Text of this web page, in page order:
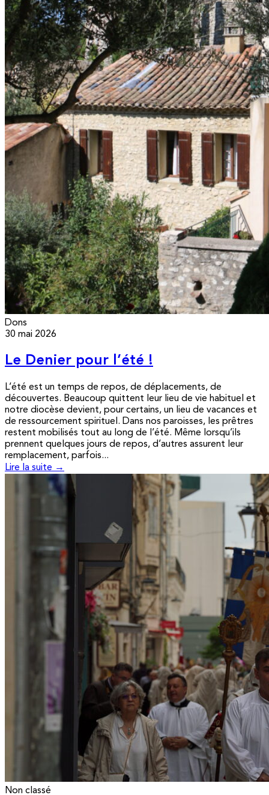
Dons
30 mai 2026
Le Denier pour l’été !
L’été est un temps de repos, de déplacements, de
découvertes. Beaucoup quittent leur lieu de vie habituel et
notre diocèse devient, pour certains, un lieu de vacances et
de ressourcement spirituel. Dans nos paroisses, les prêtres
restent mobilisés tout au long de l’été. Même lorsqu’ils
prennent quelques jours de repos, d’autres assurent leur
remplacement, parfois...
Lire la suite →
Non classé